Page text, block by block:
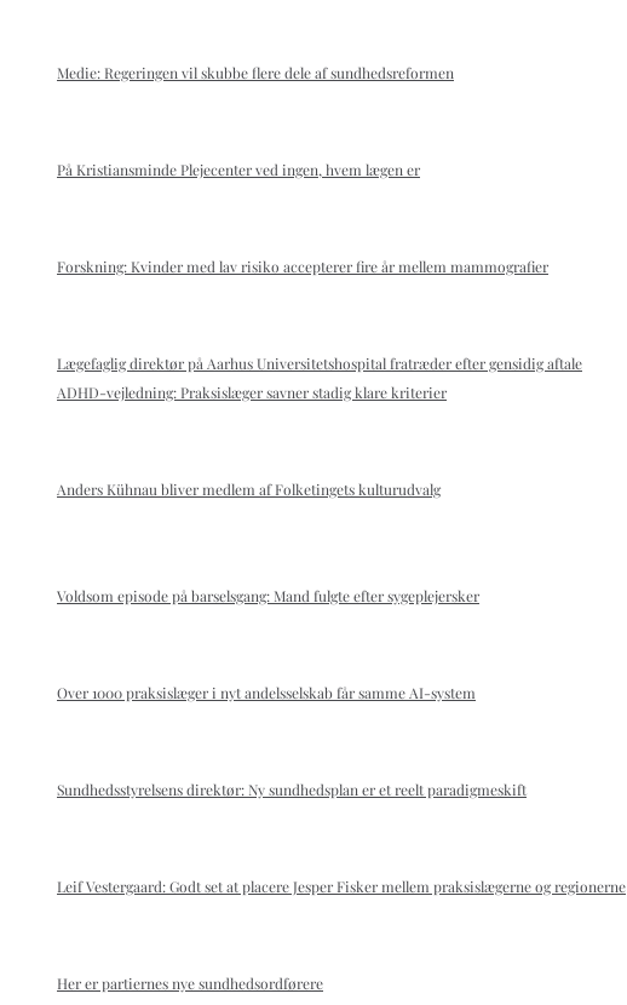
Medie: Regeringen vil skubbe flere dele af sundhedsreformen
På Kristiansminde Plejecenter ved ingen, hvem lægen er
Forskning: Kvinder med lav risiko accepterer fire år mellem mammografier
Lægefaglig direktør på Aarhus Universitetshospital fratræder efter gensidig aftale
ADHD-vejledning: Praksislæger savner stadig klare kriterier
Anders Kühnau bliver medlem af Folketingets kulturudvalg
Voldsom episode på barselsgang: Mand fulgte efter sygeplejersker
Over 1000 praksislæger i nyt andelsselskab får samme AI-system
Sundhedsstyrelsens direktør: Ny sundhedsplan er et reelt paradigmeskift
Leif Vestergaard: Godt set at placere Jesper Fisker mellem praksislægerne og regionerne
Her er partiernes nye sundhedsordførere